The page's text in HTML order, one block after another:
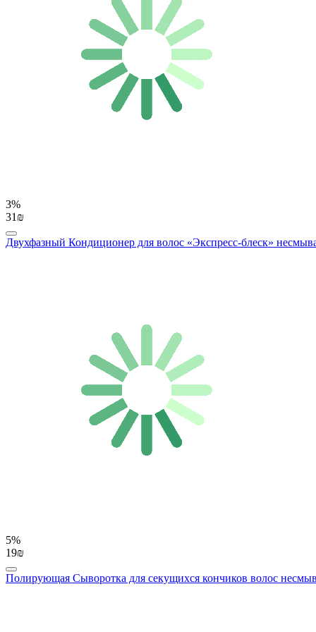
3%
31₪
Двухфазный Кондиционер для волос «Экспресс-блеск»
5%
19₪
Полирующая Сыворотка для секущихся кончиков волос